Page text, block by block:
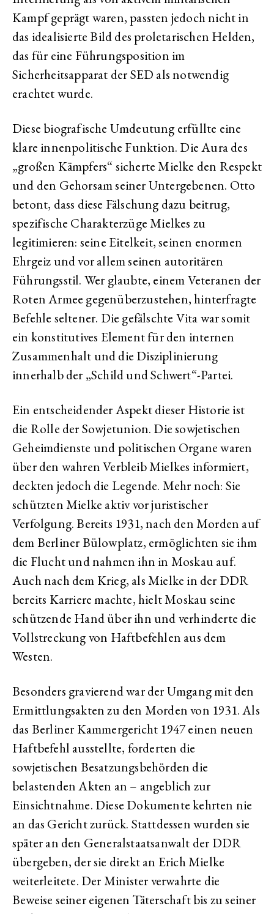
Kampf geprägt waren, passten jedoch nicht in
das idealisierte Bild des proletarischen Helden,
das für eine Führungsposition im
Sicherheitsapparat der SED als notwendig
erachtet wurde.
Diese biografische Umdeutung erfüllte eine
klare innenpolitische Funktion. Die Aura des
„großen Kämpfers“ sicherte Mielke den Respekt
und den Gehorsam seiner Untergebenen. Otto
betont, dass diese Fälschung dazu beitrug,
spezifische Charakterzüge Mielkes zu
legitimieren: seine Eitelkeit, seinen enormen
Ehrgeiz und vor allem seinen autoritären
Führungsstil. Wer glaubte, einem Veteranen der
Roten Armee gegenüberzustehen, hinterfragte
Befehle seltener. Die gefälschte Vita war somit
ein konstitutives Element für den internen
Zusammenhalt und die Disziplinierung
innerhalb der „Schild und Schwert“-Partei.
Ein entscheidender Aspekt dieser Historie ist
die Rolle der Sowjetunion. Die sowjetischen
Geheimdienste und politischen Organe waren
über den wahren Verbleib Mielkes informiert,
deckten jedoch die Legende. Mehr noch: Sie
schützten Mielke aktiv vor juristischer
Verfolgung. Bereits 1931, nach den Morden auf
dem Berliner Bülowplatz, ermöglichten sie ihm
die Flucht und nahmen ihn in Moskau auf.
Auch nach dem Krieg, als Mielke in der DDR
bereits Karriere machte, hielt Moskau seine
schützende Hand über ihn und verhinderte die
Vollstreckung von Haftbefehlen aus dem
Westen.
Besonders gravierend war der Umgang mit den
Ermittlungsakten zu den Morden von 1931. Als
das Berliner Kammergericht 1947 einen neuen
Haftbefehl ausstellte, forderten die
sowjetischen Besatzungsbehörden die
belastenden Akten an – angeblich zur
Einsichtnahme. Diese Dokumente kehrten nie
an das Gericht zurück. Stattdessen wurden sie
später an den Generalstaatsanwalt der DDR
übergeben, der sie direkt an Erich Mielke
weiterleitete. Der Minister verwahrte die
Beweise seiner eigenen Täterschaft bis zu seiner